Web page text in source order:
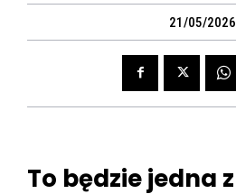
21/05/2026
To będzie jedna z